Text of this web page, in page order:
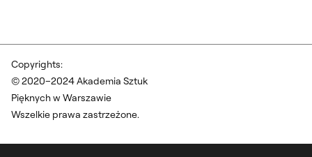
Copyrights:
© 2020–2024 Akademia Sztuk
Pięknych w Warszawie
Wszelkie prawa zastrzeżone.